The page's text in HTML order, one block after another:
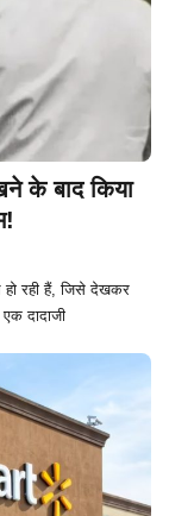
के बाद किया
हो रही हैं, जिसे देखकर
दादाजी